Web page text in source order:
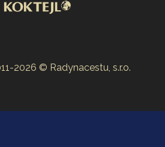
2026 © Radynacestu, s.r.o.